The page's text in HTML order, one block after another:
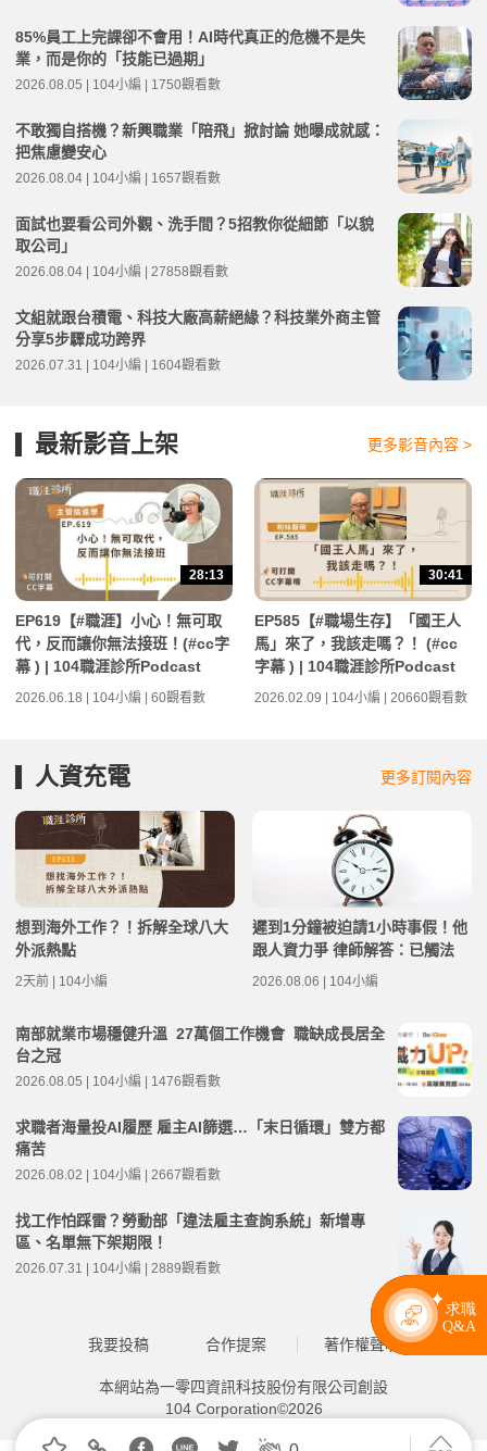
85%員工上完課卻不會用！AI時代真正的危機不是失
業，而是你的「技能已過期」
2026.08.05 | 104小編 | 1750觀看數
不敢獨自搭機？新興職業「陪飛」掀討論 她曝成就感：
把焦慮變安心
2026.08.04 | 104小編 | 1657觀看數
面試也要看公司外觀、洗手間？5招教你從細節「以貌
取公司」
2026.08.04 | 104小編 | 27858觀看數
文組就跟台積電、科技大廠高薪絕緣？科技業外商主管
分享5步驟成功跨界
2026.07.31 | 104小編 | 1604觀看數
最新影音上架 更多影音內容 >
28:13
EP619【#職涯】小心！無可取
代，反而讓你無法接班！(#cc字
幕 ) | 104職涯診所Podcast
2026.06.18 | 104小編 | 60觀看數
30:41
EP585【#職場生存】「國王人
馬」來了，我該走嗎？！ (#cc
字幕 ) | 104職涯診所Podcast
2026.02.09 | 104小編 | 20660觀看數
人資充電 更多訂閱內容
想到海外工作？！拆解全球八大
外派熱點
2天前 | 104小編
遲到1分鐘被迫請1小時事假！他
跟人資力爭 律師解答：已觸法
2026.08.06 | 104小編
南部就業市場穩健升溫 27萬個工作機會 職缺成長居全
台之冠
2026.08.05 | 104小編 | 1476觀看數
求職者海量投AI履歷 雇主AI篩選…「末日循環」雙方都
痛苦
2026.08.02 | 104小編 | 2667觀看數
找工作怕踩雷？勞動部「違法雇主查詢系統」新增專
區、名單無下架期限！
2026.07.31 | 104小編 | 2889觀看數
我要投稿 合作提案 著作權聲明
本網站為一零四資訊科技股份有限公司創設
104 Corporation©2026